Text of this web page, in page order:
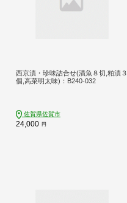
西京漬・珍味詰合せ(漬魚８切,粕漬３
個,高菜明太味)：B240-032
佐賀県佐賀市
24,000 円